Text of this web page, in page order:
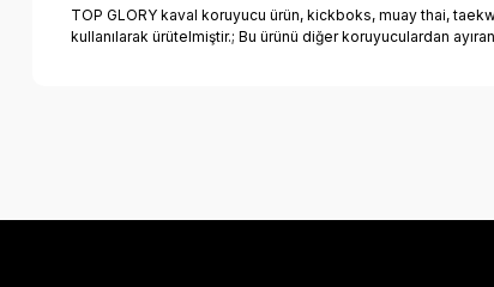
TOP GLORY kaval koruyucu ürün, kickboks, muay thai,
kullanılarak ürütelmiştir.; Bu ürünü diğer koruyuculardan